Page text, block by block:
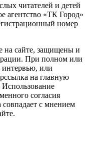
читателей и детей
агентство «ТК Город»
номер
на сайте, защищены и
При полном или
интервью, или
на главную
Использование
согласия
с мнением